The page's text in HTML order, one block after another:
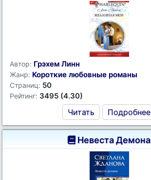
Автор: Грэхем Линн
Жанр: Короткие любовные романы
Страниц: 50
Рейтинг: 3495 (4.30)
Читать Подробнее
Невеста Демона